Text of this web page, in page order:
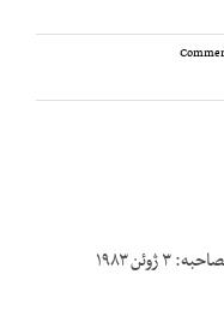
روایت‌کننده: آقای نصرت‌الله امینی تاریخ مصاحبه: ۳ ژوئن ۱۹۸۳